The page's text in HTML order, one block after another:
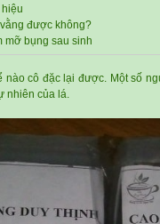
được không?
mỡ bụng sau sinh
nào cô đặc lại được. Một số
nhiên của lá.